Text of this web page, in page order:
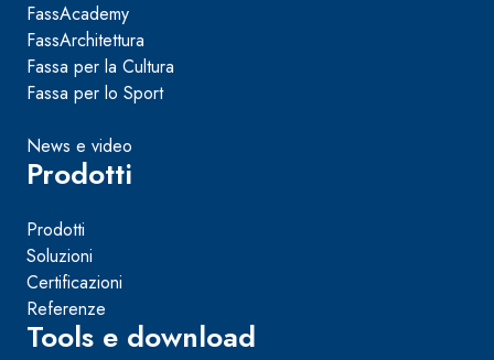
FassAcademy
FassArchitettura
Fassa per la Cultura
Fassa per lo Sport
News e video
Prodotti
Prodotti
Soluzioni
Certificazioni
Referenze
Tools e download